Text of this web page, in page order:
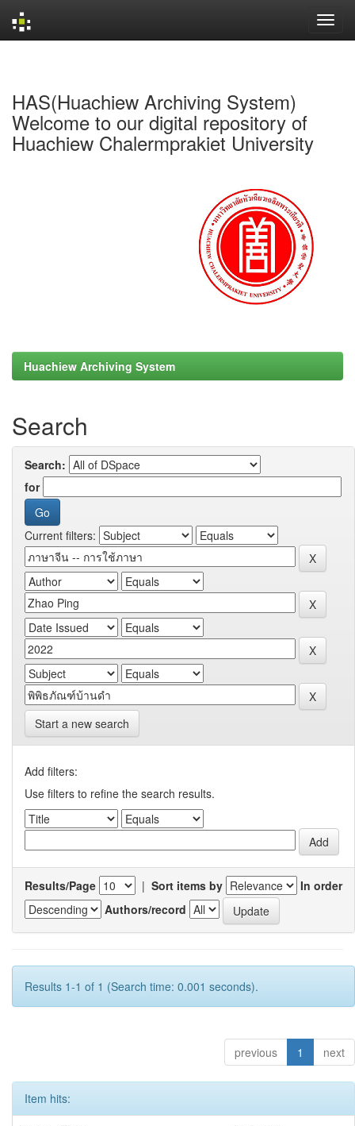
HAS(Huachiew Archiving System)
Welcome to our digital repository of
Huachiew Chalermprakiet University
Huachiew Archiving System
Search
Search:
for
Current filters:
Start a new search
Add filters:
Use filters to refine the search results.
Results/Page | Sort items by
In order
Authors/record
Results 1-1 of 1 (Search time: 0.001 seconds).
previous 1 next
Item hits: